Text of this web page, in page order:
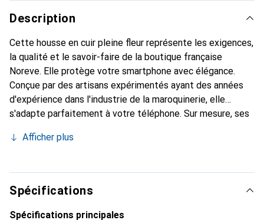
Description
Cette housse en cuir pleine fleur représente les exigences,
la qualité et le savoir-faire de la boutique française
Noreve. Elle protège votre smartphone avec élégance.
Conçue par des artisans expérimentés ayant des années
d'expérience dans l'industrie de la maroquinerie, elle
s'adapte parfaitement à votre téléphone. Sur mesure, ses
Elle devient l'accessoire chic et indispensable pour votre
produits de haute qualité, la marque Noreve est un choix
fiable pour une clientèle exigeante.
Afficher plus
Spécifications
Spécifications principales